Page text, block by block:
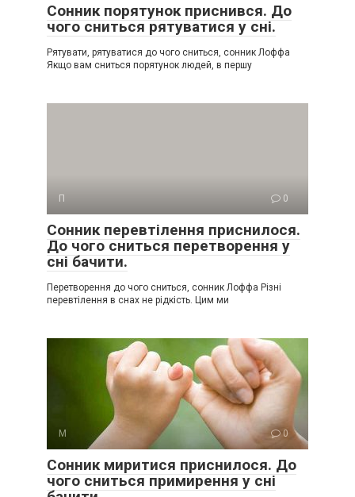
Сонник порятунок приснився. До
чого сниться рятуватися у сні.
Рятувати, рятуватися до чого сниться, сонник Лоффа
Якщо вам сниться порятунок людей, в першу
П 0
Сонник перевтілення приснилося.
До чого сниться перетворення у
сні бачити.
Перетворення до чого сниться, сонник Лоффа Різні
перевтілення в снах не рідкість. Цим ми
М 0
Сонник миритися приснилося. До
чого сниться примирення у сні